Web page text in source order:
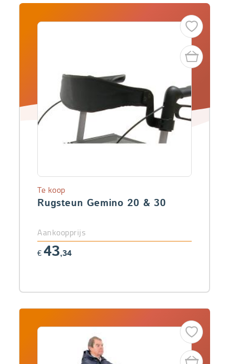
Rugsteun Gemino 20 & 30
Te koop
Aankoopprijs
€ 43,34